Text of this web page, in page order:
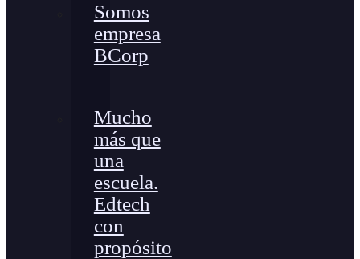
Somos
empresa
BCorp
Mucho
más que
una
escuela.
Edtech
con
propósito